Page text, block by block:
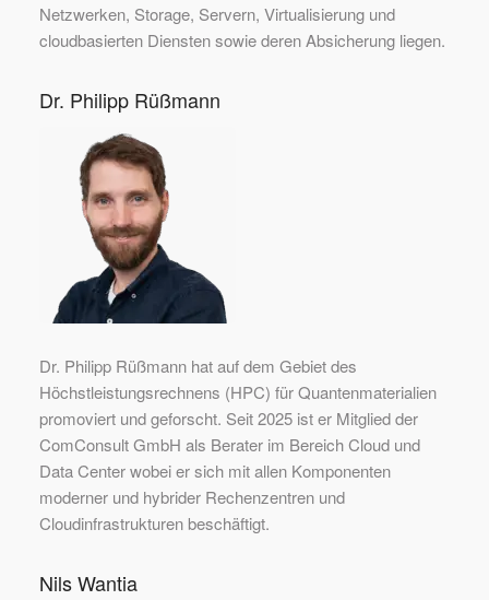
Netzwerken, Storage, Servern, Virtualisierung und
cloudbasierten Diensten sowie deren Absicherung liegen.
Dr. Philipp Rüßmann
Dr. Philipp Rüßmann hat auf dem Gebiet des
Höchstleistungsrechnens (HPC) für Quantenmaterialien
promoviert und geforscht. Seit 2025 ist er Mitglied der
ComConsult GmbH als Berater im Bereich Cloud und
Data Center wobei er sich mit allen Komponenten
moderner und hybrider Rechenzentren und
Cloudinfrastrukturen beschäftigt.
Nils Wantia